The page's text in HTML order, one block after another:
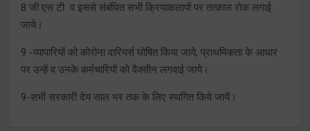
8 जी एस टी व इससे संबंधित सभी क्रियाकलापों पर तत्काल रोक लगाई
जाये।
9 -व्यापारियों को कोरोना वारियर्स घोषित किया जाये, प्राथमिकता के आधार
पर उन्हें व उनके कर्मचारियों को वैक्सीन लगवाई जाये।
9-सभी सरकारी देय साल भर तक के लिए स्थगित किये जायें।